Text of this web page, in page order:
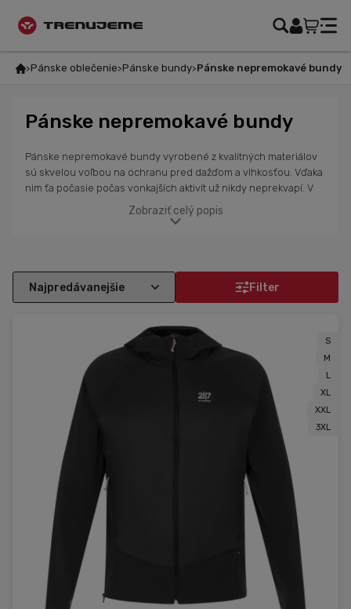
Pánske oblečenie Pánske bundy Pánske nepremokavé bundy
Pánske nepremokavé bundy
Pánske nepremokavé bundy vyrobené z kvalitných materiálov
sú skvelou voľbou na ochranu pred dažďom a vlhkosťou. Vďaka
nim ťa počasie počas vonkajších aktivít už nikdy neprekvapí. V
našej ponuke nájdeš bundy na cyklistiku, beh, outdoorové
aktivity a skialp od renomovaných značiek ako Alé Cycling,
poskytnú ochranu aj v nepriaznivých podmienkach, pričom si
Zobraziť celý popis
Filter
S
M
L
XL
XXL
3XL